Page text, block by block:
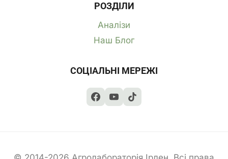
РОЗДІЛИ
Аналізи
Наш Блог
СОЦІАЛЬНІ МЕРЕЖІ